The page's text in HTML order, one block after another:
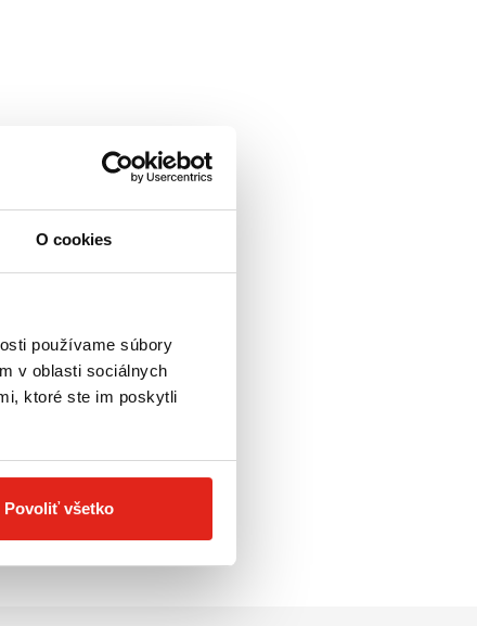
O cookies
používame súbory
v oblasti sociálnych
ktoré ste im poskytli
Povoliť všetko